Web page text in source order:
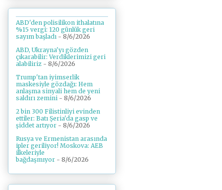
ABD'den polisilikon ithalatına
%15 vergi: 120 günlük geri
sayım başladı - 8/6/2026
ABD, Ukrayna'yı gözden
çıkarabilir: Verdiklerimizi geri
alabiliriz - 8/6/2026
Trump'tan iyimserlik
maskesiyle gözdağı: Hem
anlaşma sinyali hem de yeni
saldırı zemini - 8/6/2026
2 bin 300 Filistinliyi evinden
ettiler: Batı Şeria'da gasp ve
şiddet artıyor - 8/6/2026
Rusya ve Ermenistan arasında
ipler geriliyor! Moskova: AEB
ilkeleriyle
bağdaşmıyor - 8/6/2026